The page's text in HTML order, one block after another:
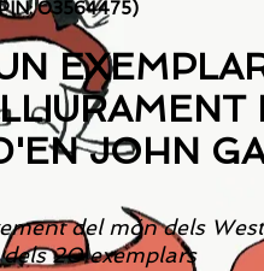
03564475)
JOHN
del món dels
20 exemplars